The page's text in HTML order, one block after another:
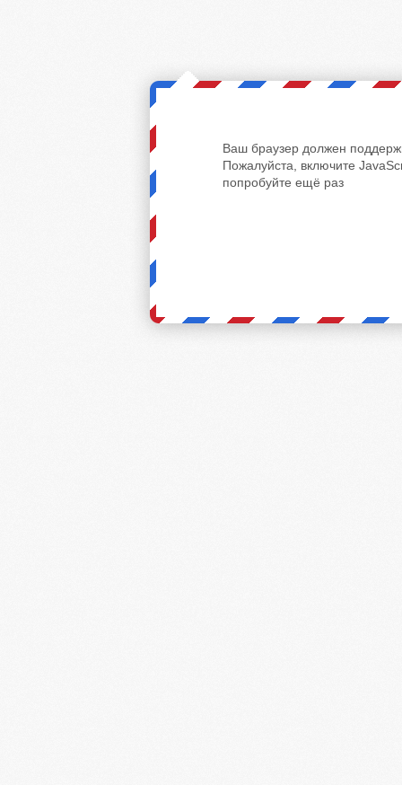
Ваш браузер должен
Пожалуйста, включите
попробуйте ещё раз